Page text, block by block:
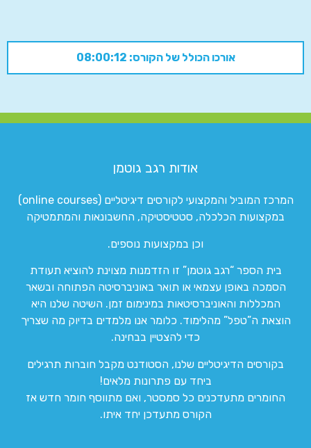
אורכו הכולל של הקורס: 08:00:12
אודות רגב גוטמן
המרכז המוביל והמקצועי לקורסים דיגיטליים (online courses)
במקצועות הכלכלה, סטטיסטיקה, החשבונאות והמתמטיקה
וכן במקצועות נוספים.
בית הספר “רגב גוטמן” זו הזדמנות מצוינת להוציא תעודת
הסמכה באופן עצמאי או תואר באוניברסיטה הפתוחה ובשאר
המכללות והאוניברסיטאות במינימום זמן. השיטה שלנו היא
הוצאת ה”טפל” מהלימוד. כלומר אנו מלמדים בדיוק מה שצריך
כדי להצטיין בבחינה.
בקורסים הדיגיטליים שלנו, הסטודנט מקבל חוברות תרגילים
ביחד עם פתרונות מלאים!
החומרים מתעדכנים כל סמסטר, ואם מתווסף חומר חדש אז
הקורס מתעדכן יחד איתו.